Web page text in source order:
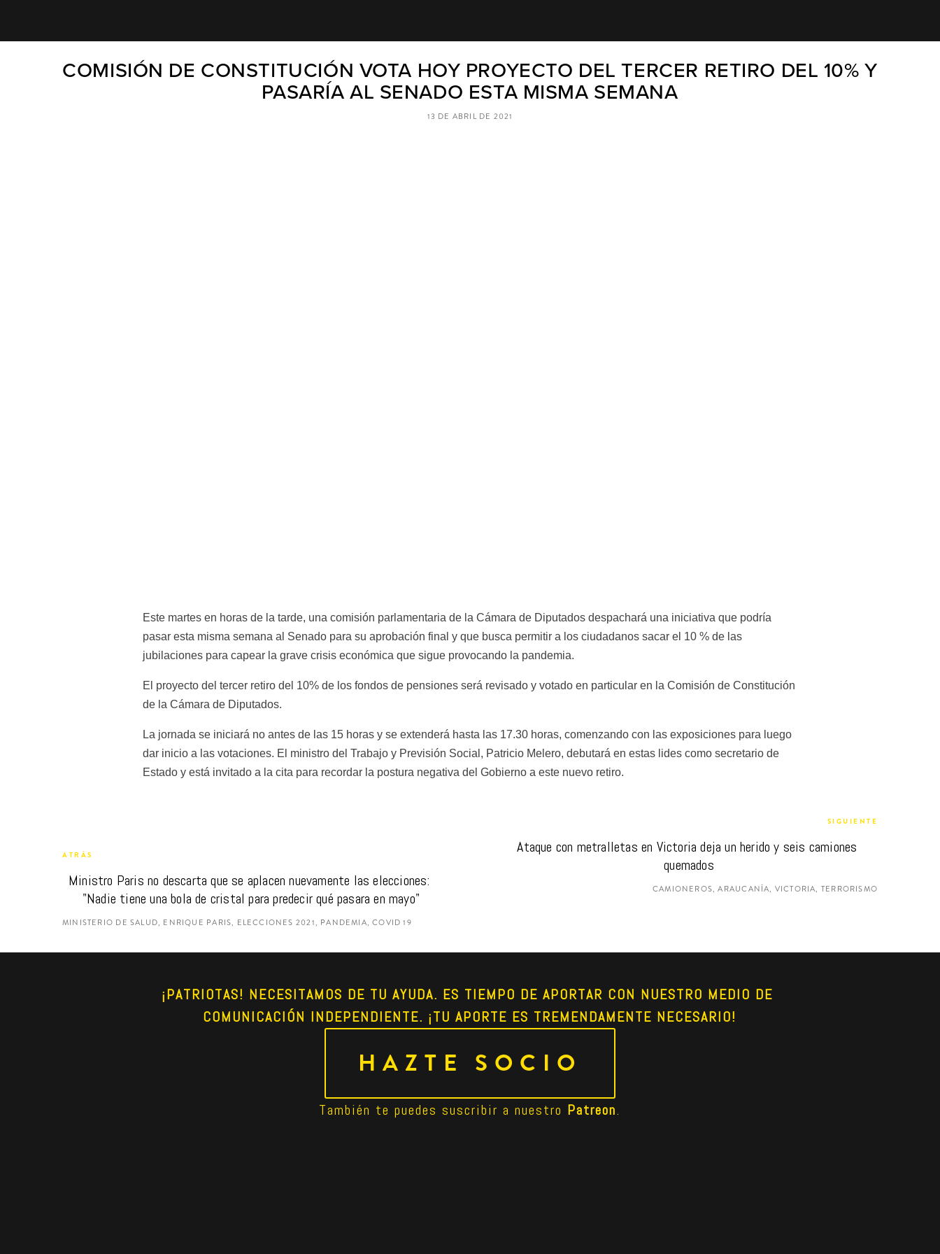
COMISIÓN DE CONSTITUCIÓN VOTA HOY PROYECTO DEL TERCER RETIRO DEL 10% Y
PASARÍA AL SENADO ESTA MISMA SEMANA
Este martes en horas de la tarde, una comisión parlamentaria de la Cámara de Diputados despachará una iniciativa que podría
pasar esta misma semana al Senado para su aprobación final y que busca permitir a los ciudadanos sacar el 10 % de las
jubilaciones para capear la grave crisis económica que sigue provocando la pandemia.
El proyecto del tercer retiro del 10% de los fondos de pensiones será revisado y votado en particular en la Comisión de Constitución
de la Cámara de Diputados.
La jornada se iniciará no antes de las 15 horas y se extenderá hasta las 17.30 horas, comenzando con las exposiciones para luego
dar inicio a las votaciones. El ministro del Trabajo y Previsión Social, Patricio Melero, debutará en estas lides como secretario de
Estado y está invitado a la cita para recordar la postura negativa del Gobierno a este nuevo retiro.
13 DE ABRIL DE 2021
ATRÁS
Ministro Paris no descarta que se aplacen nuevamente las elecciones:
"Nadie tiene una bola de cristal para predecir qué pasara en mayo"
MINISTERIO DE SALUD, ENRIQUE PARIS, ELECCIONES 2021, PANDEMIA, COVID 19
SIGUIENTE
Ataque con metralletas en Victoria deja un herido y seis camiones
quemados
CAMIONEROS, ARAUCANÍA, VICTORIA, TERRORISMO
¡PATRIOTAS! NECESITAMOS DE TU AYUDA. ES TIEMPO DE APORTAR CON NUESTRO MEDIO DE
COMUNICACIÓN INDEPENDIENTE. ¡TU APORTE ES TREMENDAMENTE NECESARIO!
HAZTE SOCIO
También te puedes suscribir a nuestro Patreon.